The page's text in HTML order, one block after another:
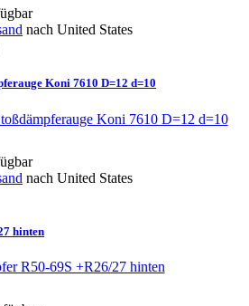
nach United States
Koni 7610 D=12 d=10
nach United States
hinten